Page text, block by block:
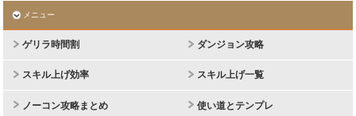
メニュー
ゲリラ時間割 ダンジョン攻略
スキル上げ効率 スキル上げ一覧
ノーコン攻略まとめ 使い道とテンプレ